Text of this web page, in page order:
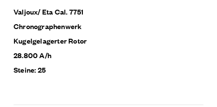
Valjoux/ Eta Cal. 7751
Chronographenwerk
Kugelgelagerter Rotor
28.800 A/h
Steine: 25